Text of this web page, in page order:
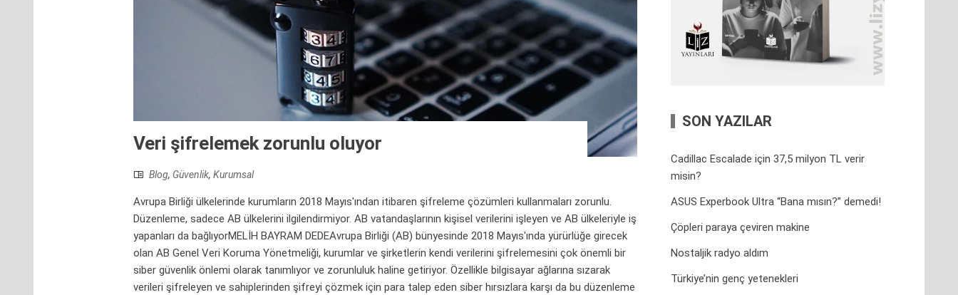
Veri şifrelemek zorunlu oluyor
Blog, Güvenlik, Kurumsal
Avrupa Birliği ülkelerinde kurumların 2018 Mayıs'ından itibaren şifreleme çözümleri kullanmaları zorunlu.
Düzenleme, sadece AB ülkelerini ilgilendirmiyor. AB vatandaşlarının kişisel verilerini işleyen ve AB ülkeleriyle iş
yapanları da bağlıyorMELİH BAYRAM DEDEAvrupa Birliği (AB) bünyesinde 2018 Mayıs'ında yürürlüğe girecek
olan AB Genel Veri Koruma Yönetmeliği, kurumlar ve şirketlerin kendi verilerini şifrelemesini çok önemli bir
siber güvenlik önlemi olarak tanımlıyor ve zorunluluk haline getiriyor. Özellikle bilgisayar ağlarına sızarak
verileri şifreleyen ve sahiplerinden şifreyi çözmek için para talep eden siber hırsızlara karşı da bu düzenleme
SON YAZILAR
Cadillac Escalade için 37,5 milyon TL verir
misin?
ASUS Experbook Ultra “Bana mısın?” demedi!
Çöpleri paraya çeviren makine
Nostaljik radyo aldım
Türkiye’nin genç yetenekleri